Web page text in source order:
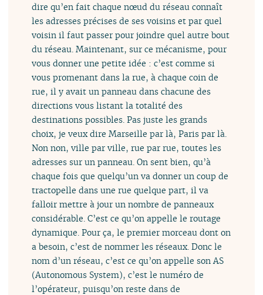
dire qu’en fait chaque nœud du réseau connaît
les adresses précises de ses voisins et par quel
voisin il faut passer pour joindre quel autre bout
du réseau. Maintenant, sur ce mécanisme, pour
vous donner une petite idée : c’est comme si
vous promenant dans la rue, à chaque coin de
rue, il y avait un panneau dans chacune des
directions vous listant la totalité des
destinations possibles. Pas juste les grands
choix, je veux dire Marseille par là, Paris par là.
Non non, ville par ville, rue par rue, toutes les
adresses sur un panneau. On sent bien, qu’à
chaque fois que quelqu’un va donner un coup de
tractopelle dans une rue quelque part, il va
falloir mettre à jour un nombre de panneaux
considérable. C’est ce qu’on appelle le routage
dynamique. Pour ça, le premier morceau dont on
a besoin, c’est de nommer les réseaux. Donc le
nom d’un réseau, c’est ce qu’on appelle son AS
(Autonomous System), c’est le numéro de
l’opérateur, puisqu’on reste dans de